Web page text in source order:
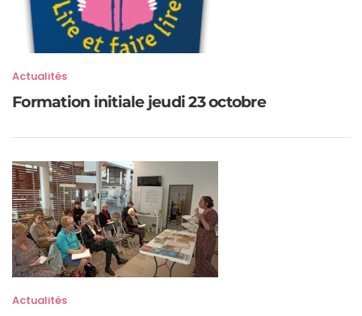
Actualités
Formation initiale jeudi 23 octobre
Actualités